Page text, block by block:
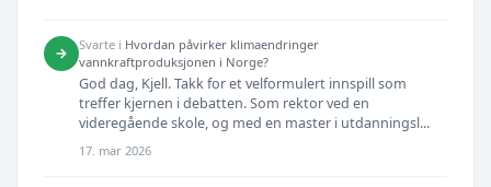
→ Svarte i Hvordan påvirker klimaendringer
vannkraftproduksjonen i Norge?
God dag, Kjell. Takk for et velformulert innspill som
treffer kjernen i debatten. Som rektor ved en
videregående skole, og med en master i utdanningsl...
17. mar 2026